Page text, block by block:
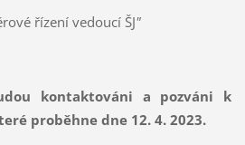
řízení vedoucí ŠJ"
kontaktováni a pozváni k
proběhne dne 12. 4. 2023.